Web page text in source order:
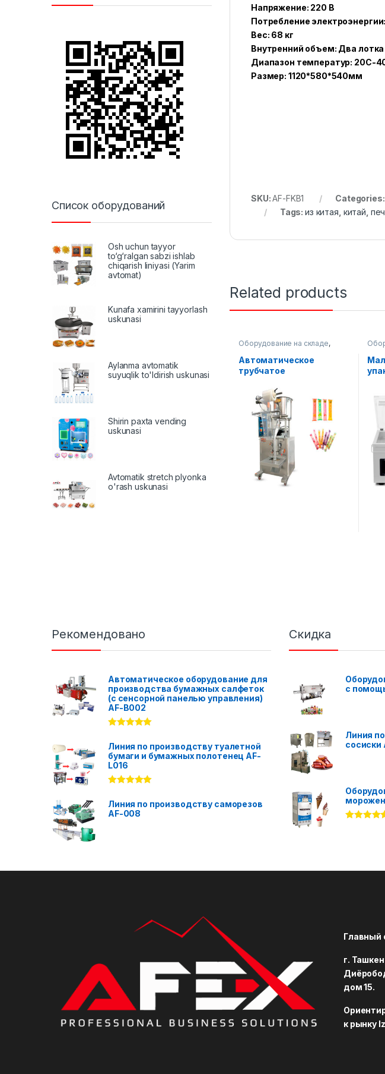
Напряжение: 220 В
Потребление
Вес: 68 кг
Внутренний объем: Два
Диапазон температур: 20C-
Размер: 1120*580*540мм
SKU:AF-FKB1
Tags:из китая китай
Related products
Оборудование на складе,
Упаковочное оборудование
Вертикальная упаковка
Автоматическое
трубчатое
упаковки вертикальных
жидких продуктов
Список оборудований
Osh uchun tayyor
to‘g‘ralgan sabzi ishlab
chiqarish liniyasi (Yarim
avtomat)
Kunafa xamirini tayyorlash
uskunasi
Aylanma avtomatik
suyuqlik to'ldirish uskunasi
Shirin paxta vending
uskunasi
Avtomatik stretch plyonka
o'rash uskunasi
Рекомендовано
Автоматическое оборудование для
производства бумажных салфеток
(с сенсорной панелью управления)
AF-B002
out of 5
Линия по производству туалетной
бумаги и бумажных полотенец AF-
L016
out of 5
Линия по производству саморезов
AF-008
Скидка
с
Линия
сосиски
Главный
г.
дом 15.
к рынку